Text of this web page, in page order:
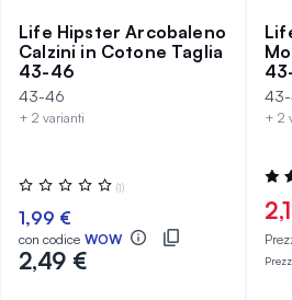
Life Hipster Arcobaleno
Calzini in Cotone Taglia
43-46
43-46
+ 2 varianti
Valutazione:
0%
(1)
1,99 €
con codice WOW
2,49 €
+ 2